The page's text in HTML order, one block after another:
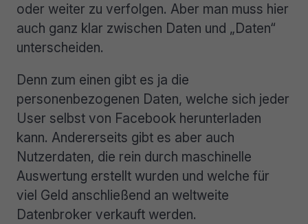
oder weiter zu verfolgen. Aber man muss hier
auch ganz klar zwischen Daten und „Daten“
unterscheiden.
Denn zum einen gibt es ja die
personenbezogenen Daten, welche sich jeder
User selbst von Facebook herunterladen
kann. Andererseits gibt es aber auch
Nutzerdaten, die rein durch maschinelle
Auswertung erstellt wurden und welche für
viel Geld anschließend an weltweite
Datenbroker verkauft werden.